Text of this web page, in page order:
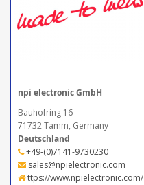
npi electronic GmbH
Bauhofring 16
71732 Tamm, Germany
Deutschland
+49-(0)7141-9730230
sales@npielectronic.com
ttps://www.npielectronic.com/